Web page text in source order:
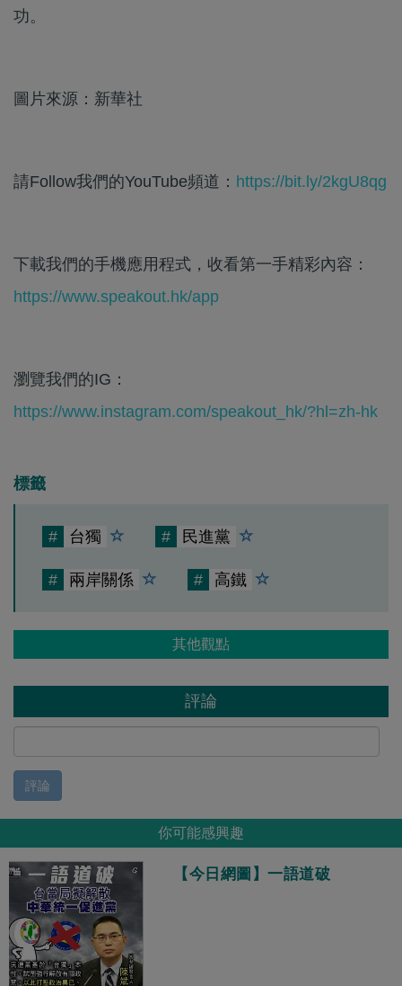
功。
圖片來源：新華社
請Follow我們的YouTube頻道： https://bit.ly/2kgU8qg
下載我們的手機應用程式，收看第一手精彩內容：
https://www.speakout.hk/app
瀏覽我們的IG：
https://www.instagram.com/speakout_hk/?hl=zh-hk
標籤
# 台獨 # 民進黨
# 兩岸關係 # 高鐵
其他觀點
評論
評論
你可能感興趣
【今日網圖】一語道破